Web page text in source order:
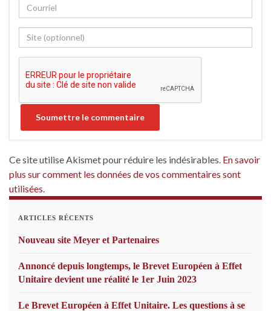
Ce site utilise Akismet pour réduire les indésirables. En savoir
plus sur comment les données de vos commentaires sont
utilisées.
ARTICLES RÉCENTS
Nouveau site Meyer et Partenaires
Annoncé depuis longtemps, le Brevet Européen à Effet
Unitaire devient une réalité le 1er Juin 2023
Le Brevet Européen à Effet Unitaire. Les questions à se